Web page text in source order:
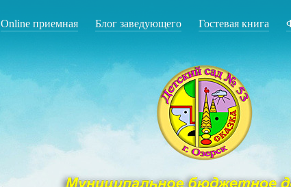
Online приемная Блог заведующего Гостевая книга